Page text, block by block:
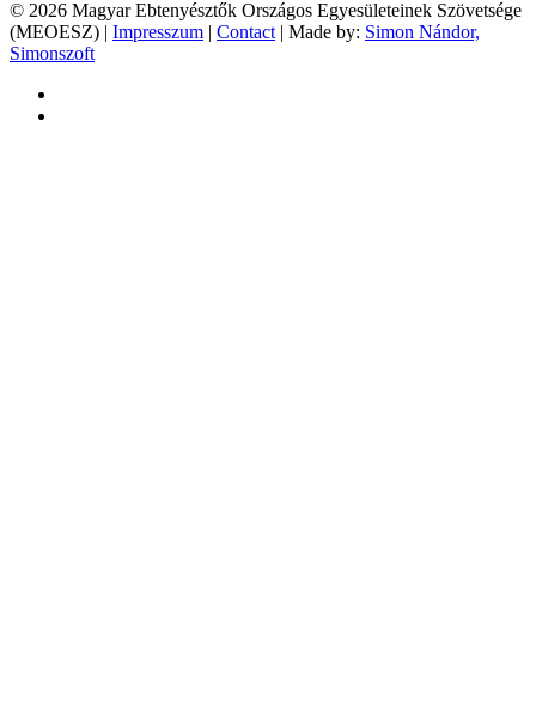
© 2026 Magyar Ebtenyésztők Országos Egyesületeinek Szövetsége
(MEOESZ) | Impresszum | Contact | Made by: Simon Nándor,
Simonszoft